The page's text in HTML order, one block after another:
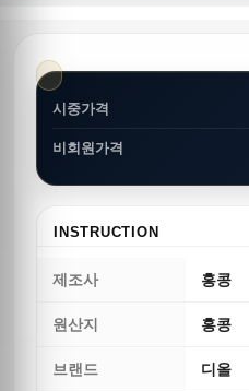
시중가격
비회원가격
INSTRUCTION
제조사 홍콩
원산지 홍콩
브랜드 디올